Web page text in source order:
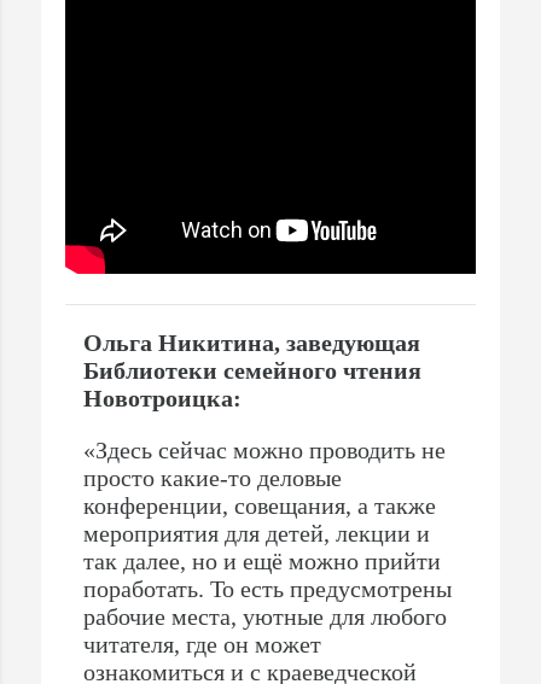
Ольга Никитина, заведующая
Библиотеки семейного чтения
Новотроицка:
«Здесь сейчас можно проводить не
просто какие-то деловые
конференции, совещания, а также
мероприятия для детей, лекции и
так далее, но и ещё можно прийти
поработать. То есть предусмотрены
рабочие места, уютные для любого
читателя, где он может
ознакомиться и с краеведческой